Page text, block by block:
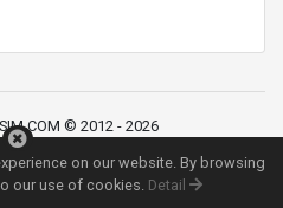
© 2012 - 2026
Gizlilik Politikası
İletişim
42MS
on our website. By browsing
our use of cookies. Detail